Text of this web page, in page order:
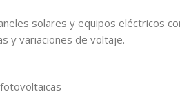
solares y equipos eléctricos
y variaciones de voltaje.